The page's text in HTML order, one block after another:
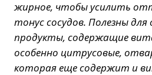
жирное, чтобы усилить
тонус сосудов. Полезны
продукты, содержащие
особенно цитрусовые,
которая еще содержит и